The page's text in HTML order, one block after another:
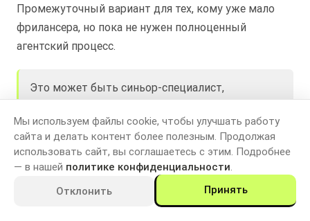
Мы используем файлы cookie, чтобы улучшать работу
сайта и делать контент более полезным. Продолжая
использовать сайт, вы соглашаетесь с этим. Подробнее
— в нашей политике конфиденциальности.
Отклонить
Принять
Промежуточный вариант для тех, кому уже мало
фрилансера, но пока не нужен полноценный
агентский процесс.
Это может быть синьор-специалист,
работающий в паре с аналитиком, или
небольшая микрокоманда.
3. Бутиковые агентства
65 000–95 000 ₽/мес